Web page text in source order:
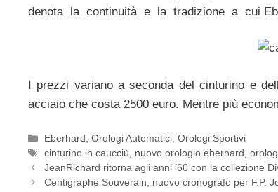
denota la continuità e la tradizione a cui
I prezzi variano a seconda del cinturino e
acciaio che costa 2500 euro. Mentre più
Categorie
Eberhard,Orologi Automatici,Orologi Sportivi
Tag
cinturino in caucciù, nuovo orologio eberhard,
Navigazione
articolo
JeanRichard ritorna agli anni ’60 con la collezione
Centigraphe Souverain, nuovo cronografo per F.P.